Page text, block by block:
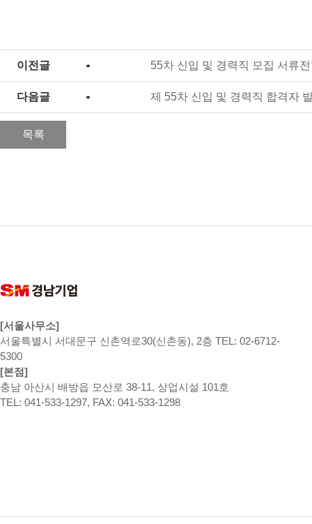
이전글 55차 신입 및 경력직 모집 서류
다음글 제 55차 신입 및 경력직 합격자
목록
[서울사무소]
서울특별시 서대문구 신촌역로30(신촌동), 2층 TEL: 02-6712-
5300
[본점]
충남 아산시 배방읍 모산로 38-11, 상업시설 101호
TEL: 041-533-1297, FAX: 041-533-1298